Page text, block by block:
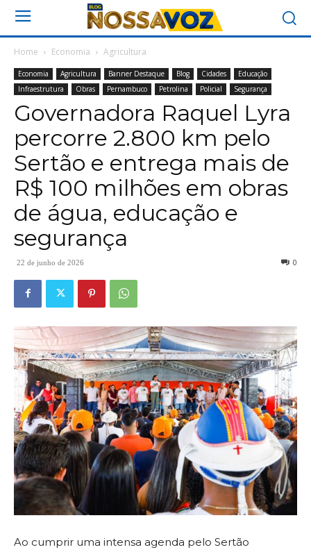
Home Economia Agricultura
Economia Agricultura Banner Destaque Blog Cidades
Educação
Infraestrutura
Obras Pernambuco Petrolina Policial Segurança
Governadora Raquel Lyra
percorre 2.800 km pelo
Sertão e entrega mais de
R$ 100 milhões em obras
de água, educação e
segurança
22 de junho de 2026 0
Ao cumprir uma intensa agenda pelo Sertão